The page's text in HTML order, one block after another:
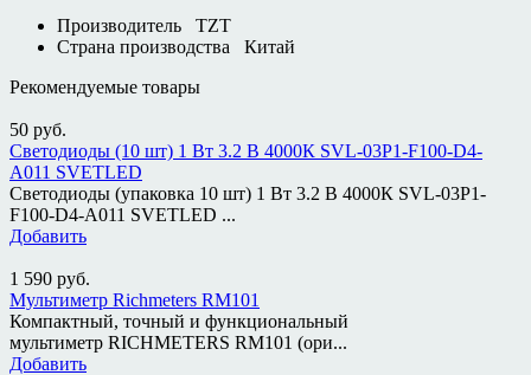
Производитель
TZT
Страна производства
Китай
Рекомендуемые товары
50 руб.
Светодиоды (10 шт) 1 Вт 3.2 В 4000К SVL-03P1-F100-D4-
A011 SVETLED
Светодиоды (упаковка 10 шт) 1 Вт 3.2 В 4000К SVL-03P1-
F100-D4-A011 SVETLED ...
Добавить
1 590 руб.
Мультиметр Richmeters RM101
Компактный, точный и функциональный
мультиметр RICHMETERS RM101 (ори...
Добавить